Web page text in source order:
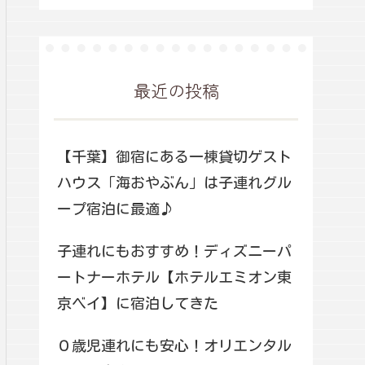
最近の投稿
【千葉】御宿にある一棟貸切ゲスト
ハウス「海おやぶん」は子連れグル
ープ宿泊に最適♪
子連れにもおすすめ！ディズニーパ
ートナーホテル【ホテルエミオン東
京ベイ】に宿泊してきた
０歳児連れにも安心！オリエンタル